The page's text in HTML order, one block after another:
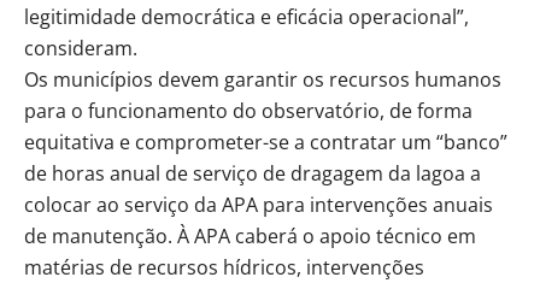
legitimidade democrática e eficácia operacional”,
consideram.
Os municípios devem garantir os recursos humanos
para o funcionamento do observatório, de forma
equitativa e comprometer-se a contratar um “banco”
de horas anual de serviço de dragagem da lagoa a
colocar ao serviço da APA para intervenções anuais
de manutenção. À APA caberá o apoio técnico em
matérias de recursos hídricos, intervenções